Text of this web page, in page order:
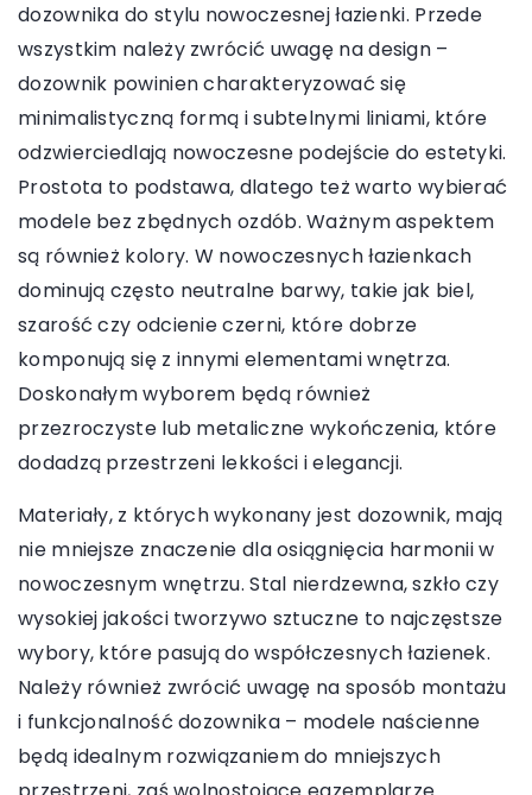
dozownika do stylu nowoczesnej łazienki. Przede
wszystkim należy zwrócić uwagę na design –
dozownik powinien charakteryzować się
minimalistyczną formą i subtelnymi liniami, które
odzwierciedlają nowoczesne podejście do estetyki.
Prostota to podstawa, dlatego też warto wybierać
modele bez zbędnych ozdób. Ważnym aspektem
są również kolory. W nowoczesnych łazienkach
dominują często neutralne barwy, takie jak biel,
szarość czy odcienie czerni, które dobrze
komponują się z innymi elementami wnętrza.
Doskonałym wyborem będą również
przezroczyste lub metaliczne wykończenia, które
dodadzą przestrzeni lekkości i elegancji.
Materiały, z których wykonany jest dozownik, mają
nie mniejsze znaczenie dla osiągnięcia harmonii w
nowoczesnym wnętrzu. Stal nierdzewna, szkło czy
wysokiej jakości tworzywo sztuczne to najczęstsze
wybory, które pasują do współczesnych łazienek.
Należy również zwrócić uwagę na sposób montażu
i funkcjonalność dozownika – modele naścienne
będą idealnym rozwiązaniem do mniejszych